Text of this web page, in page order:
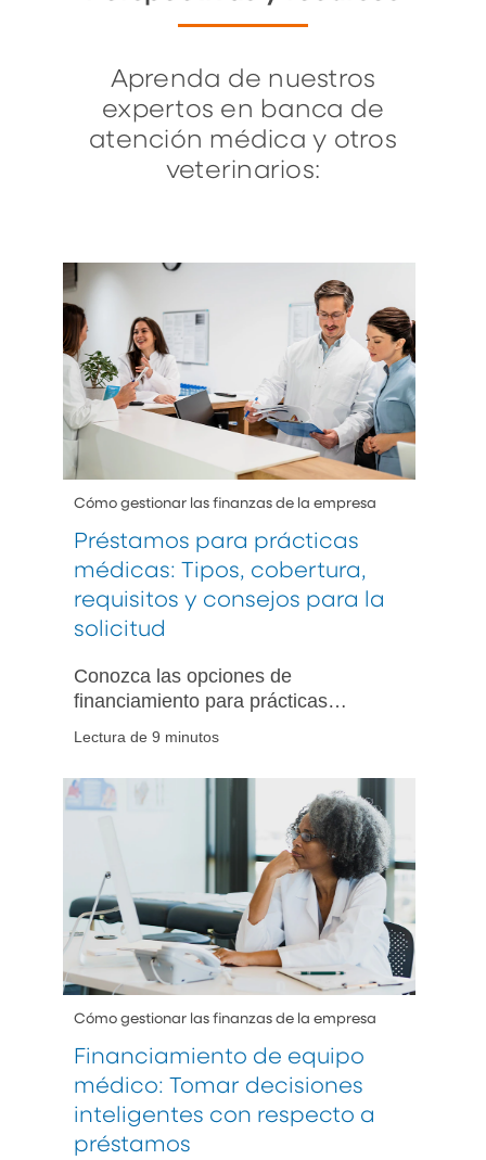
Aprenda de nuestros
expertos en banca de
atención médica y otros
veterinarios:
Cómo gestionar las finanzas de la empresa
Préstamos para prácticas
médicas: Tipos, cobertura,
requisitos y consejos para la
solicitud
Conozca las opciones de
financiamiento para prácticas
pueda elegir el mejor préstamo
según las necesidades de su
Lectura de 9 minutos
Cómo gestionar las finanzas de la empresa
Financiamiento de equipo
médico: Tomar decisiones
inteligentes con respecto a
préstamos